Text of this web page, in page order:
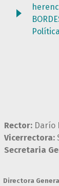
Rector: Darío
Vicerrectora:
Secretaria
Directora